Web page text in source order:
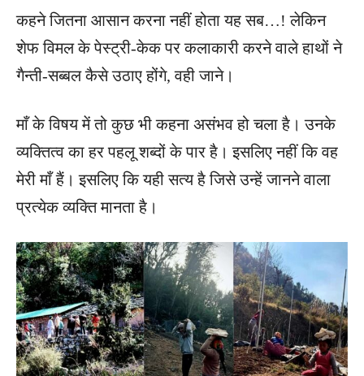
कहने जितना आसान करना नहीं होता यह सब…! लेकिन
शेफ विमल के पेस्ट्री-केक पर कलाकारी करने वाले हाथों ने
गैन्ती-सब्बल कैसे उठाए होंगे, वही जाने।
माँ के विषय में तो कुछ भी कहना असंभव हो चला है। उनके
व्यक्तित्व का हर पहलू शब्दों के पार है। इसलिए नहीं कि वह
मेरी माँ हैं। इसलिए कि यही सत्य है जिसे उन्हें जानने वाला
प्रत्येक व्यक्ति मानता है।